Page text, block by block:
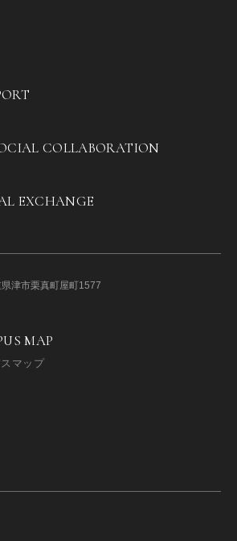
COLLABORATION
EXCHANGE
県津市栗真町屋町1577
MAP
マップ